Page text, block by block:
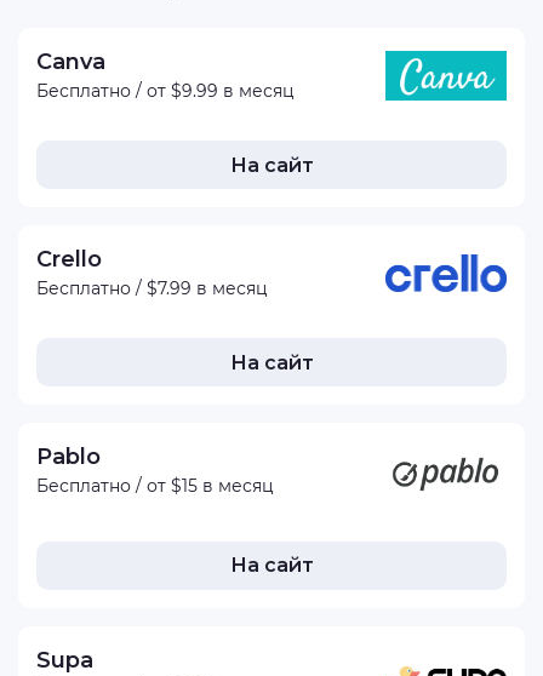
Canva
Бесплатно / от $9.99 в месяц
На сайт
Crello
Бесплатно / $7.99 в месяц
На сайт
Pablo
Бесплатно / от $15 в месяц
На сайт
Supa